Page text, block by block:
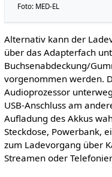
Foto: MED-EL
Alternativ kann der
über das Adapterfach
Buchsenabdeckung/
vorgenommen werden.
Audioprozessor
USB-Anschluss am
Aufladung des Akkus
Steckdose, Powerbank,
zum Ladevorgang über
Streamen oder